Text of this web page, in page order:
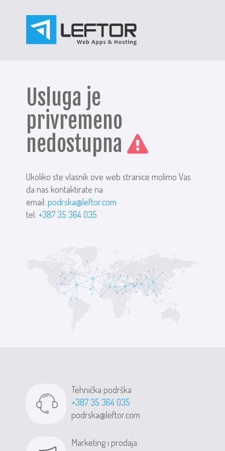
Usluga je
privremeno
nedostupna
Ukoliko ste vlasnik ove web stranice molimo Vas
da nas kontaktirate na
email:podrska@leftor.com
tel: +387 35 364 035
Tehnička podrška
+387 35 364 035
podrska@leftor.com
Marketing i prodaja